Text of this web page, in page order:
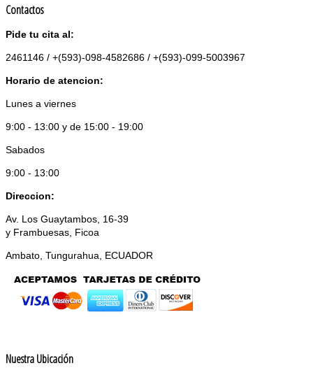
Contactos
Pide tu cita al:
2461146 / +(593)-098-4582686 / +(593)-099-5003967
Horario de atencion:
Lunes a viernes
9:00 - 13:00 y de 15:00 - 19:00
Sabados
9:00 - 13:00
Direccion:
Av. Los Guaytambos, 16-39
y Frambuesas, Ficoa
Ambato, Tungurahua, ECUADOR
Nuestra Ubicación